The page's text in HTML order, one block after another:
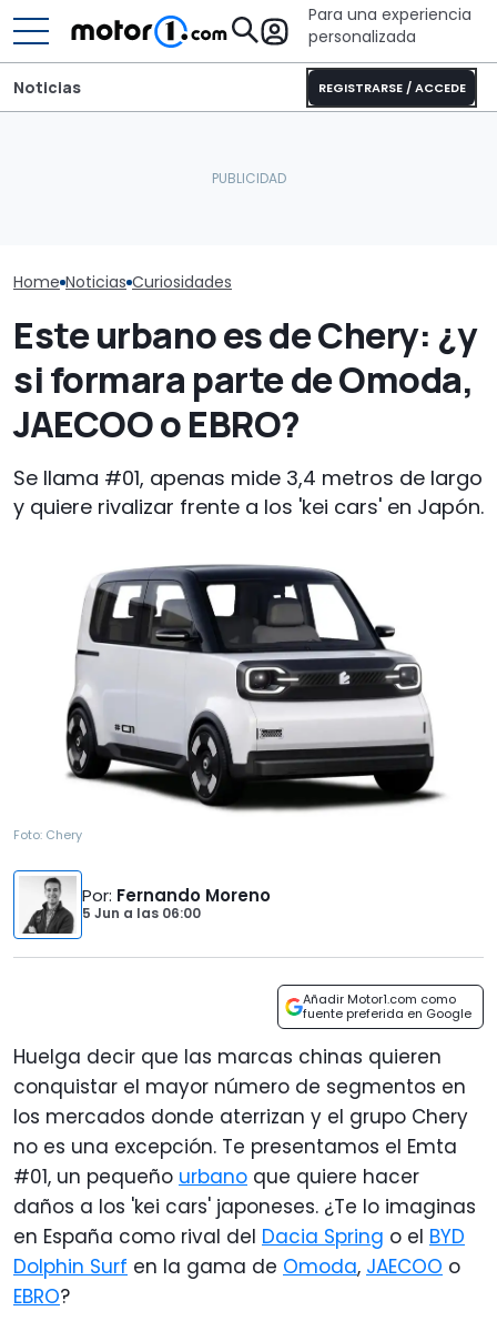
Para una experiencia
personalizada
REGISTRARSE / ACCEDE
Noticias
Home Noticias Curiosidades
Este urbano es de Chery: ¿y
si formara parte de Omoda,
JAECOO o EBRO?
Se llama #01, apenas mide 3,4 metros de largo
y quiere rivalizar frente a los 'kei cars' en Japón.
Foto: Chery
Por: Fernando Moreno
5 Jun a las 06:00
Añadir Motor1.com como
fuente preferida en Google
Huelga decir que las marcas chinas quieren
conquistar el mayor número de segmentos en
los mercados donde aterrizan y el grupo Chery
no es una excepción. Te presentamos el Emta
#01, un pequeño urbano que quiere hacer
daños a los 'kei cars' japoneses. ¿Te lo imaginas
en España como rival del Dacia Spring o el BYD
Dolphin Surf en la gama de Omoda, JAECOO o
EBRO?